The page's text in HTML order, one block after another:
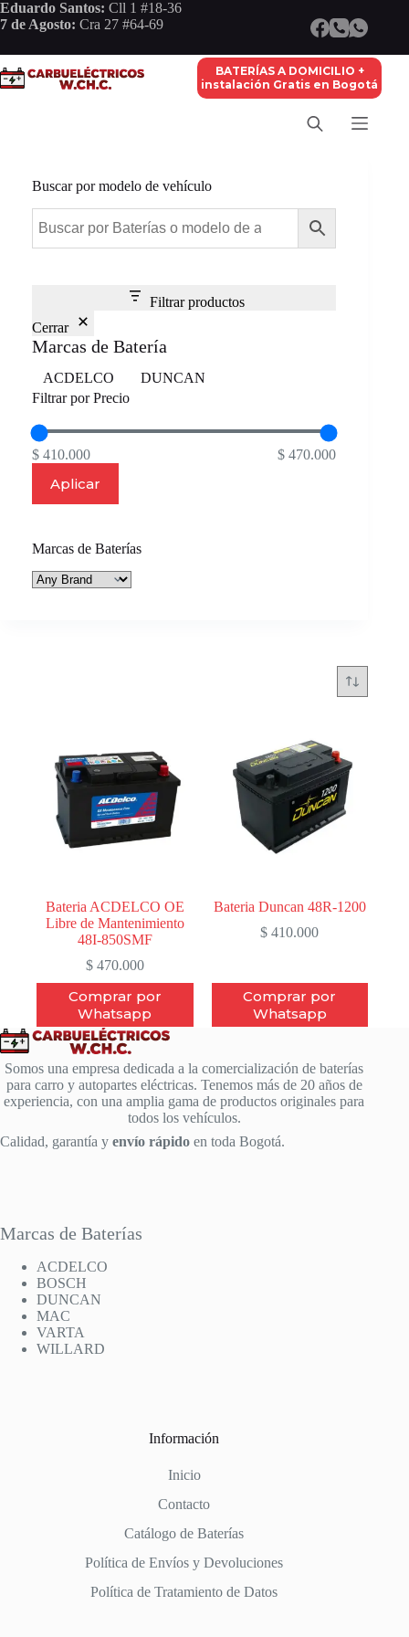
Saltar
al
Eduardo Santos: Cll 1 #18-36
7 de Agosto: Cra 27 #64-69
BATERÍAS A DOMICILIO +
instalación Gratis en Bogotá
Bateria ACDELCO OE
Libre de Mantenimiento
48I-850SMF
$470.000
Comprar por
Whatsapp
Bateria Duncan 48R-1200
$ 410.000
Comprar por
Whatsapp
Buscar por modelo de vehículo
Filtrar productos
Cerrar
Marcas de Batería
Marca
ACDELCO
DUNCAN
Filtrar por Precio
$ 410.000 $ 470.000
Aplicar
Marcas de Baterías
Somos una empresa dedicada a la comercialización de baterías
para carro y autopartes eléctricas. Tenemos más de 20 años de
experiencia, con una amplia gama de productos originales para
todos los vehículos.
Calidad, garantía y envío rápido en toda Bogotá.
Marcas de Baterías
ACDELCO
BOSCH
DUNCAN
MAC
VARTA
WILLARD
Información
Inicio
Contacto
Catálogo de Baterías
Política de Envíos y Devoluciones
Política de Tratamiento de Datos